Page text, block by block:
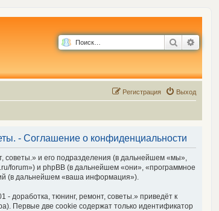
Поиск
Выход
Регистрация
- Соглашение о конфиденциальности
советы.» и его подразделения (в дальнейшем «мы»,
forum») и phpBB (в дальнейшем «они», «программное
(в дальнейшем «ваша информация»).
доработка, тюнинг, ремонт, советы.» приведёт к
Первые две cookie содержат только идентификатор